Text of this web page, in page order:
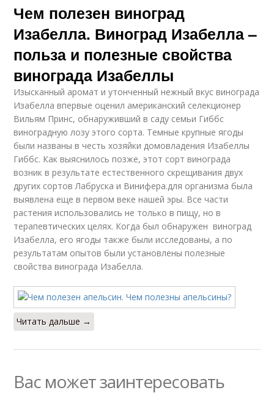
Чем полезен виноград
Изабелла. Виноград Изабелла –
польза и полезные свойства
винограда Изабеллы
Изысканный аромат и утонченный нежный вкус винограда
Изабелла впервые оценил американский селекционер
Вильям Принс, обнаруживший в саду семьи Гиббс
виноградную лозу этого сорта. Темные крупные ягоды
были названы в честь хозяйки домовладения Изабеллы
Гиббс. Как выяснилось позже, этот сорт винограда
возник в результате естественного скрещивания двух
других сортов Лабруска и Винифера.для организма была
выявлена еще в первом веке нашей эры. Все части
растения использовались не только в пищу, но в
терапевтических целях. Когда был обнаружен виноград
Изабелла, его ягоды также были исследованы, а по
результатам опытов были установлены полезные
свойства винограда Изабелла.
Читать дальше →
Вас может заинтересовать